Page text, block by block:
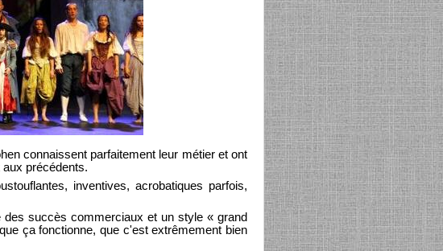
connaissent parfaitement leur métier et ont
précédents.
inventives, acrobatiques parfois,
succès commerciaux et un style « grand
ça fonctionne, que c'est extrêmement bien